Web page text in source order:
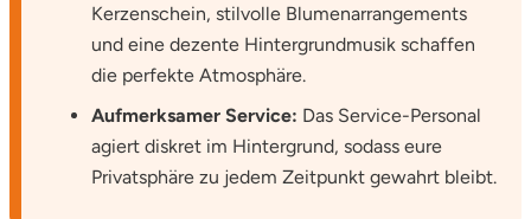
Kerzenschein, stilvolle Blumenarrangements
und eine dezente Hintergrundmusik schaffen
die perfekte Atmosphäre.
Aufmerksamer Service: Das Service-Personal
agiert diskret im Hintergrund, sodass eure
Privatsphäre zu jedem Zeitpunkt gewahrt bleibt.
Zweibrücken
Öhringen